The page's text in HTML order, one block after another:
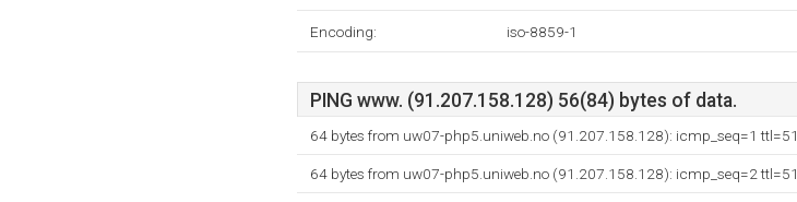
Encoding: iso-8859-1
PING www. (91.207.158.128) 56(84) bytes of data.
64 bytes from uw07-php5.uniweb.no (91.207.158.128): icmp_seq=1 ttl=51
64 bytes from uw07-php5.uniweb.no (91.207.158.128): icmp_seq=2 ttl=51